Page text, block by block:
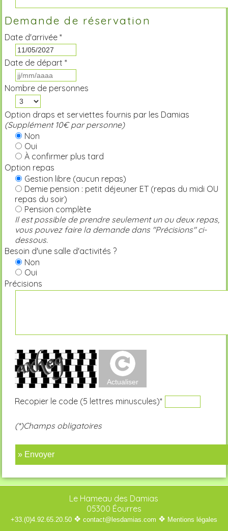
Demande de réservation
Date d'arrivée *
Date de départ *
Nombre de personnes
Option draps et serviettes fournis par les Damias
(Supplément 10€ par personne)
Non
Oui
À confirmer plus tard
Option repas
Gestion libre (aucun repas)
Demie pension : petit déjeuner ET (repas du midi OU
repas du soir)
Pension complète
Il est possible de prendre seulement un ou deux repas,
vous pouvez faire la demande dans "Précisions" ci-
dessous.
Besoin d'une salle d'activités ?
Non
Oui
Précisions
Recopier le code (5 lettres minuscules)*
(*)Champs obligatoires
» Envoyer
Le Hameau des Damias
05300 Éourres
+33.(0)4.92.65.20.50 ❖ contact@lesdamias.com ❖ Mentions légales